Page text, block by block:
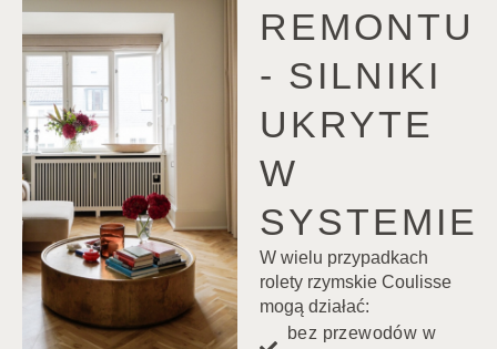
REMONTU
- SILNIKI
UKRYTE
W
SYSTEMIE
W wielu przypadkach
rolety rzymskie Coulisse
mogą działać:
bez przewodów w